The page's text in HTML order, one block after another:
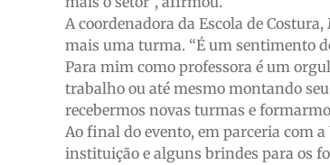
A coordenadora da Escola de
mais uma turma. “É um sentimento
Para mim como professora é um
trabalho ou até mesmo montando
recebermos novas turmas e
Ao final do evento, em parceria com
instituição e alguns brindes para os